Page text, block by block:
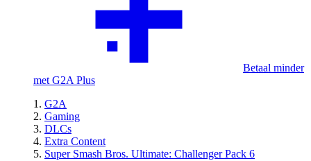
Betaal minder
met G2A Plus
G2A
Gaming
DLCs
Extra Content
Super Smash Bros. Ultimate: Challenger Pack 6